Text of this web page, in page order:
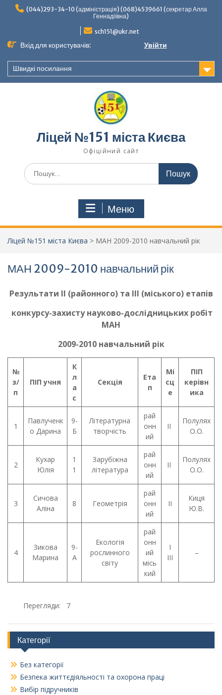
Перейти(044)293-34-10 (адміністрація) (068)4539661 (секретар Алла
Геннадіївна)
sch151@ukr.net
Вхід для користувачів: Увійти
Швидкі посилання
Ліцей №151 міста Києва
Офіційний сайт
Шукати:
Меню
Ліцей №151 міста Києва > МАН 2009-2010 навчальний рік
МАН 2009-2010 навчальний рік
Результати ІІ (районного) та ІІІ (міського) етапів
конкурсу-захисту науково-дослідницьких робіт
МАН
2009-2010 навчальний рік
№
з/
п
ПІП учня
К
л
а
с
Секція
Ета
п
Мі
сц
е
ПІП
керівн
ика
1
Павлученк
о Дарина
9-
Б
Літературна
творчість
рай
онн
ий
ІІ
Полулях
О.О.
2
Кухар
Юлія
1
1
Зарубіжна
література
рай
онн
ий
ІІ
Полулях
О.О.
3
Сичова
Аліна
8 Геометрія
рай
онн
ий
ІІ
Киця
Ю.В.
4
Зикова
Марина
9-
А
Екологія
рослинного
світу
рай
онн
ий
місь
кий
І
ІІІ
–
Перегляди: 7
Категорії
Без категорії
Безпека життєдіяльності та охорона праці
Вибір підручників